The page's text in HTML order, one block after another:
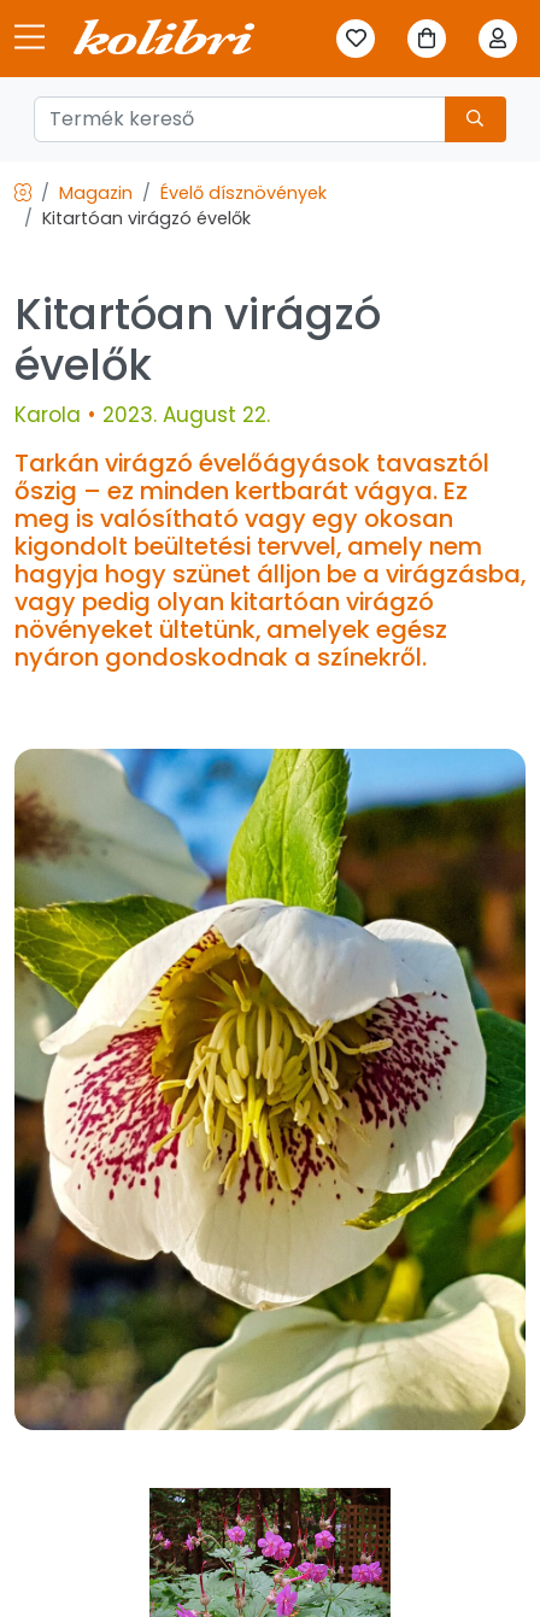
Magazin
Évelő dísznövények
Kitartóan virágzó évelők
Kitartóan virágzó
évelők
Karola • 2023. August 22.
Tarkán virágzó évelőágyások tavasztól
őszig – ez minden kertbarát vágya. Ez
meg is valósítható vagy egy okosan
kigondolt beültetési tervvel, amely nem
hagyja hogy szünet álljon be a virágzásba,
vagy pedig olyan kitartóan virágzó
növényeket ültetünk, amelyek egész
nyáron gondoskodnak a színekről.